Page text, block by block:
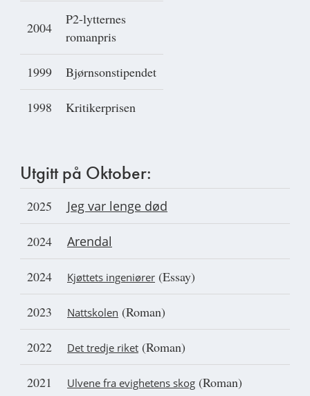
2004
P2-lytternes
romanpris
1999 Bjørnsonstipendet
1998 Kritikerprisen
Utgitt på Oktober:
2025 Jeg var lenge død
2024 Arendal
2024 Kjøttets ingeniører (Essay)
2023 Nattskolen (Roman)
2022 Det tredje riket (Roman)
2021 Ulvene fra evighetens skog (Roman)